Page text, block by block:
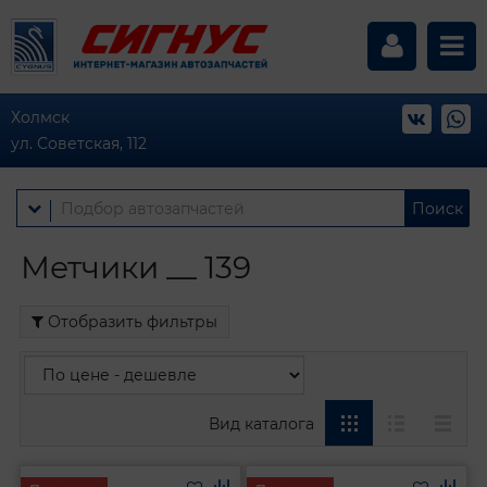
Холмск
ул. Советская, 112
Поиск
Метчики __ 139
Отобразить фильтры
Вид каталога